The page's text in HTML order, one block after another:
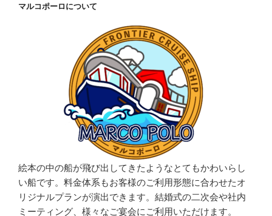
マルコポーロについて
絵本の中の船が飛び出してきたようなとてもかわいらし
い船です。料金体系もお客様のご利用形態に合わせたオ
リジナルプランが演出できます。結婚式の二次会や社内
ミーティング、様々なご宴会にご利用いただけます。